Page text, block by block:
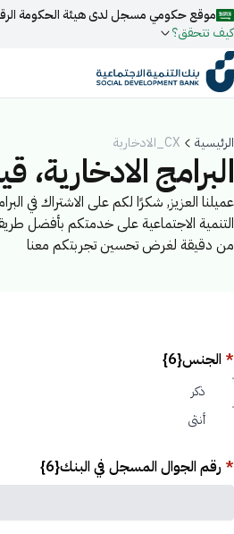
موقع حكومي مسجل لدى هيئة الحكومة
كيف تتحقق؟
روابط المواقع الالكترونية
جميع روابط المواقع الرسمية التابعة
العربية السعودية تنتهي بـ .gov.sa
المواقع الالكترونية الحكومية
للتشفير و الأمان.
ابحث
فعل البحث الذكي عبر نورة المدعومة
اقتراحات
الرئيسية CX_الادخارية
البرامج
عميلنا العزيز, شكرًا لكم على الاشتراك في
التنمية الاجتماعية على خدمتكم بأفضل
من دقيقة لغرض تحسين تجربتكم معنا
* الجنس{6}
ذكر
أنثى
* رقم الجوال المسجل في البنك{6}